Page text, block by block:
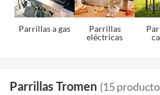
Parrillas a gas
Parrillas
eléctricas
Parrillas Tromen (15